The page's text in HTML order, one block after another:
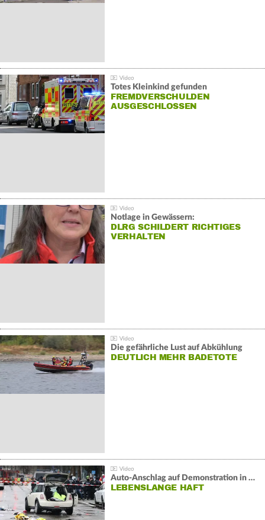
Totes Kleinkind gefunden
FREMDVERSCHULDEN
AUSGESCHLOSSEN
Notlage in Gewässern:
DLRG SCHILDERT RICHTIGES
VERHALTEN
Die gefährliche Lust auf Abkühlung
DEUTLICH MEHR BADETOTE
Auto-Anschlag auf Demonstration in München:
LEBENSLANGE HAFT